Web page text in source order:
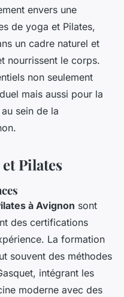
envers une
de yoga et Pilates,
un cadre naturel et
nourrissent le corps.
non seulement
mais aussi pour la
sein de la
Pilates
à Avignon sont
des certifications
La formation
souvent des méthodes
intégrant les
moderne avec des